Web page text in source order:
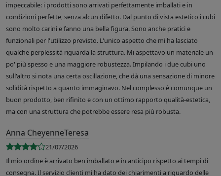
impeccabile: i prodotti sono arrivati perfettamente imballati e in
condizioni perfette, senza alcun difetto. Dal punto di vista estetico i cubi
sono molto carini e fanno una bella figura. Sono anche pratici e
funzionali per l'utilizzo previsto. L'unico aspetto che mi ha lasciato
qualche perplessità riguarda la struttura. Mi aspettavo un materiale un
po' più spesso e una maggiore robustezza. Impilando i due cubi uno
sull'altro si nota una certa oscillazione, che dà una sensazione di minore
solidità rispetto a quanto immaginavo. Nel complesso è comunque un
buon prodotto, ben rifinito e con un ottimo rapporto qualità-estetica,
ma con una struttura che potrebbe essere resa più robusta.
Anna CheyenneTeresa
21/07/2026
Il mio ordine è arrivato ben imballato e in anticipo rispetto ai tempi di
consegna. Il servizio clienti mi ha dato dei chiarimenti a riguardo delle